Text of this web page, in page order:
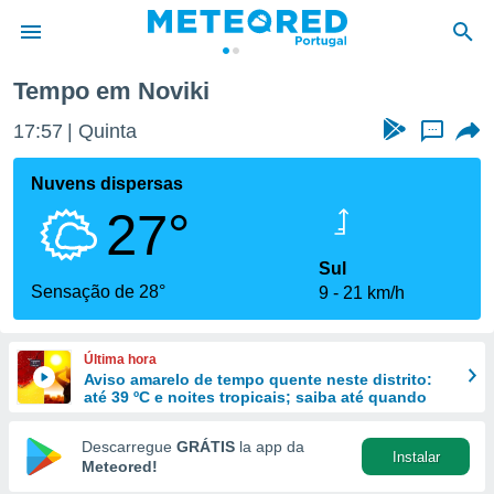
da
foi
fornecidas
a este
das
e
forma
digital
Tempo em Noviki
17:57 Quinta ...
Nuvens dispersas
27°
Sensação de 28°
Sul
9
21 km/h
Última hora
Aviso amarelo de tempo quente neste distrito:
até 39 ºC e noites tropicais; saiba até quando
Descarregue GRÁTIS la app da
Meteored!
Instalar